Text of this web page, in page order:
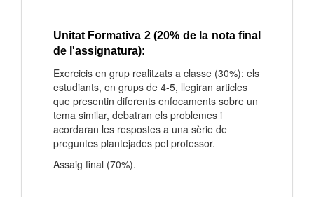
Unitat Formativa 2(20% de la nota final
de l'assignatura):
Exercicis en grup realitzats a classe (30%): els
estudiants, en grups de 4-5, llegiran articles
que presentin diferents enfocaments sobre un
tema similar, debatran els problemes i
acordaran les respostes a una sèrie de
preguntes plantejades pel professor.
Assaig final (70%).